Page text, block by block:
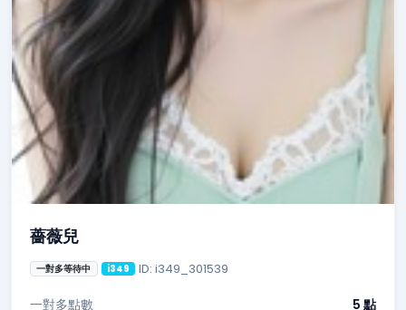
薔薇兒
一對多等待中 i349 ID: i349_301539
一對多點數
5 點